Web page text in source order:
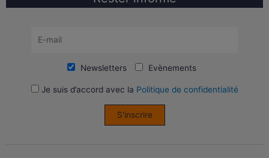
Newsletters Evènements
Je suis d’accord avec la Politique de confidentialité
S'inscrire